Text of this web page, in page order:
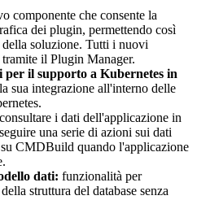
componente che consente la
dei plugin, permettendo così
soluzione. Tutti i nuovi
il Plugin Manager.
il supporto a Kubernetes in
sua integrazione all'interno delle
i dati dell'applicazione in
una serie di azioni sui dati
CMDBuild quando l'applicazione
dati: funzionalità per
struttura del database senza